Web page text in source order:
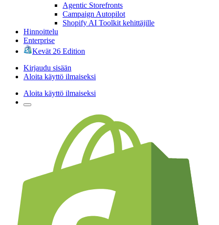
Agentic Storefronts
Campaign Autopilot
Shopify AI Toolkit kehittäjille
Hinnoittelu
Enterprise
Kevät 26 Edition
Kirjaudu sisään
Aloita käyttö ilmaiseksi
Aloita käyttö ilmaiseksi